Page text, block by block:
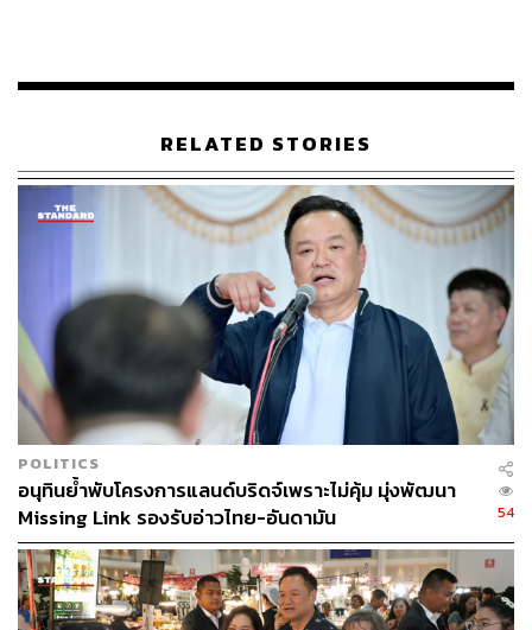
ไม่ถึงผู้เกี่ยวข้องเหล่านั้นซึ่งเป็นตัวการใหญ่ ก็จะไม่สามารถ
แก้ปัญหาได้ ทั้งนี้ ตนเห็นบอร์ดใหญ่ของศาลฎีกาให้มีการเพิ่ม
แผนกยาเสพติดในศาลฎีกา ในส่วนของรัฐบาลก็พร้อมที่จะ
สนับสนุนในชั้นกฎหมายของศาลอุทธรณ์
ด้าน อนุทิน ชาญ​วี​ร​กูล รองนายกรัฐมนตรี และรัฐมนตรี
ว่าการกระทรวงมหาดไทย กล่าวว่า แต่ละรัฐมนตรีก็มีนโย
บายที่แตกต่างกันไป ตนหมดหน้าที่ตรงนั้นแล้ว ส่วนในฐานะ
มหาดไทยที่ต้องดูแลเรื่องนี้ก็ต้องคอยกำกับควบคุม ปราบ
ปรามเรื่องของการขนยาบ้ายาเสพติด เรามีรายงานข่าวและ
ดำเนินการจับกุมอย่างต่อเนื่อง
ส่วนจำนวนเม็ดจะเป็นช่องว่างหรือเป็นข้ออ้างให้ผู้ค้ายาเสพ
ติดหรือไม่ อนุทินกล่าวว่า ตอนยุคตน ตนบอกว่า 2 เม็ด นั่นคือ
สมัยตน แต่ตอนนี้ตนเข้าไปก้าวก่ายไม่ได้ เพราะไม่ได้กำกับ
ดูแลสายงานกระทรวงสาธารณสุขแล้ว ตนมากำกับสายงาน
มหาดไทย จึงต้องไปเน้นเรื่องของการปราบปราม สกัดกั้น
วงจรยาเสพติด
RELATED STORIES
POLITICS
อนุทินย้ำพับโครงการแลนด์บริดจ์เพราะไม่คุ้ม มุ่งพัฒนา
Missing Link รองรับอ่าวไทย-อันดามัน
54